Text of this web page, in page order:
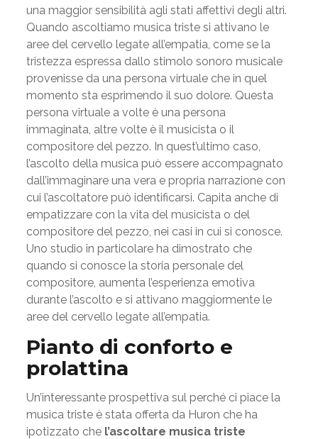
una maggior sensibilità agli stati affettivi degli altri.
Quando ascoltiamo musica triste si attivano le
aree del cervello legate all’empatia, come se la
tristezza espressa dallo stimolo sonoro musicale
provenisse da una persona virtuale che in quel
momento sta esprimendo il suo dolore. Questa
persona virtuale a volte è una persona
immaginata, altre volte è il musicista o il
compositore del pezzo. In quest’ultimo caso,
l’ascolto della musica può essere accompagnato
dall’immaginare una vera e propria narrazione con
cui l’ascoltatore può identificarsi. Capita anche di
empatizzare con la vita del musicista o del
compositore del pezzo, nei casi in cui si conosce.
Uno studio in particolare ha dimostrato che
quando si conosce la storia personale del
compositore, aumenta l’esperienza emotiva
durante l’ascolto e si attivano maggiormente le
aree del cervello legate all’empatia.
Pianto di conforto e
prolattina
Un’interessante prospettiva sul perché ci piace la
musica triste è stata offerta da Huron che ha
ipotizzato che l’ascoltare musica triste